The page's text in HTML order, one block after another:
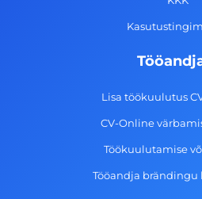
Lisa töökuulutus
CV-Online
Töökuulutamise
Tööandja brändingu